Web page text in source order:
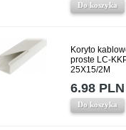
Do koszyka
Koryto
proste LC-
25X15/2M
6.98 PLN
Do koszyka